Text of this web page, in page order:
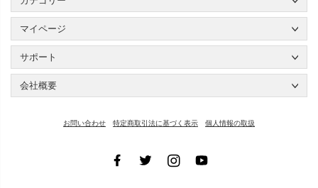
マイページ
サポート
会社概要
お問い合わせ 特定商取引法に基づく表示 個人情報の取扱